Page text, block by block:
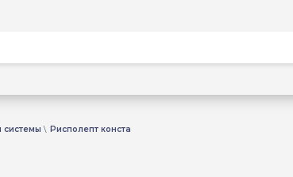
системы Рисполепт конста